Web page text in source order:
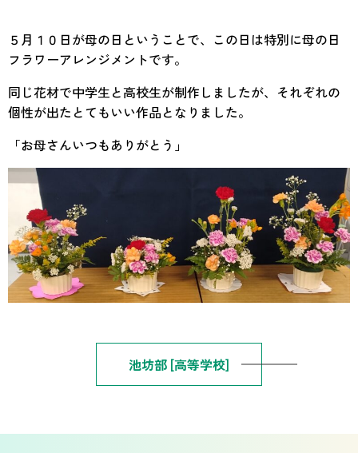
５月１０日が母の日ということで、この日は特別に母の日
フラワーアレンジメントです。
同じ花材で中学生と高校生が制作しましたが、それぞれの
個性が出たとてもいい作品となりました。
「お母さんいつもありがとう」
池坊部 [高等学校]